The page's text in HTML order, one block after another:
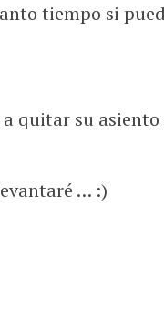
tiempo si
quitar su
… :)